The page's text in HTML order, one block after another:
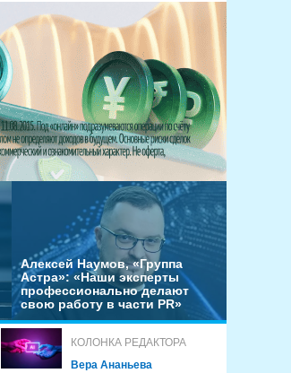
Алексей Наумов, «Группа
Астра»: «Наши эксперты
профессионально делают
свою работу в части PR»
КОЛОНКА РЕДАКТОРА
Вера Ананьева